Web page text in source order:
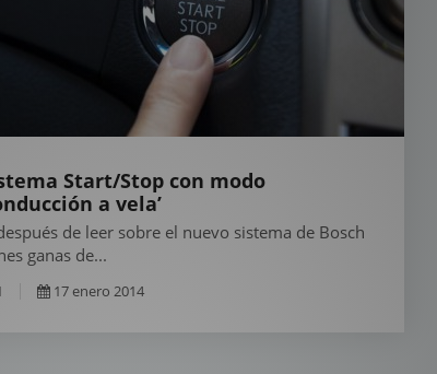
Start/Stop con modo
a vela’
de leer sobre el nuevo sistema de Bosch
ganas de...
17 enero 2014